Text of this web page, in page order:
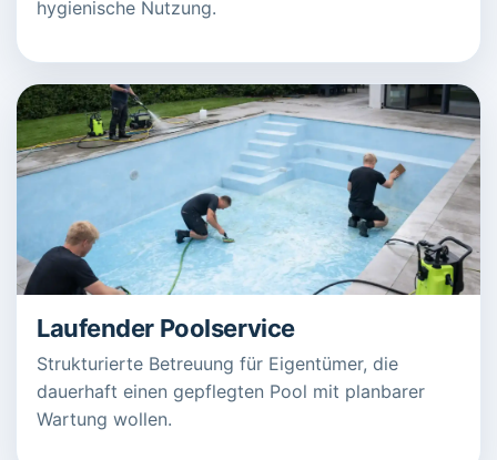
hygienische Nutzung.
Laufender Poolservice
Strukturierte Betreuung für Eigentümer, die
dauerhaft einen gepflegten Pool mit planbarer
Wartung wollen.